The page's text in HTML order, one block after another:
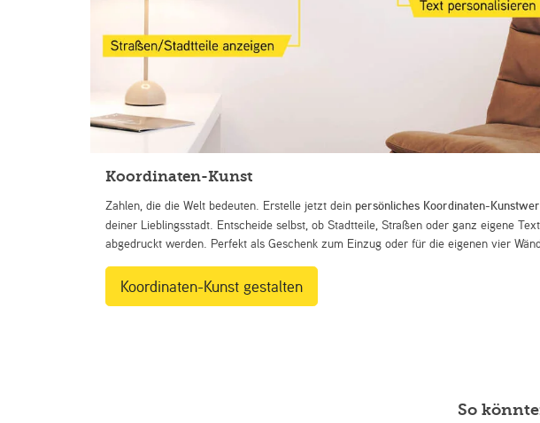
Koordinaten-Kunst
Zahlen, die die Welt bedeuten. Erstelle jetzt dein persönliches Koordinaten-
deiner Lieblingsstadt. Entscheide selbst, ob Stadtteile, Straßen oder ganz eigene
abgedruckt werden. Perfekt als Geschenk zum Einzug oder für die eigenen vier
Koordinaten-Kunst gestalten
So